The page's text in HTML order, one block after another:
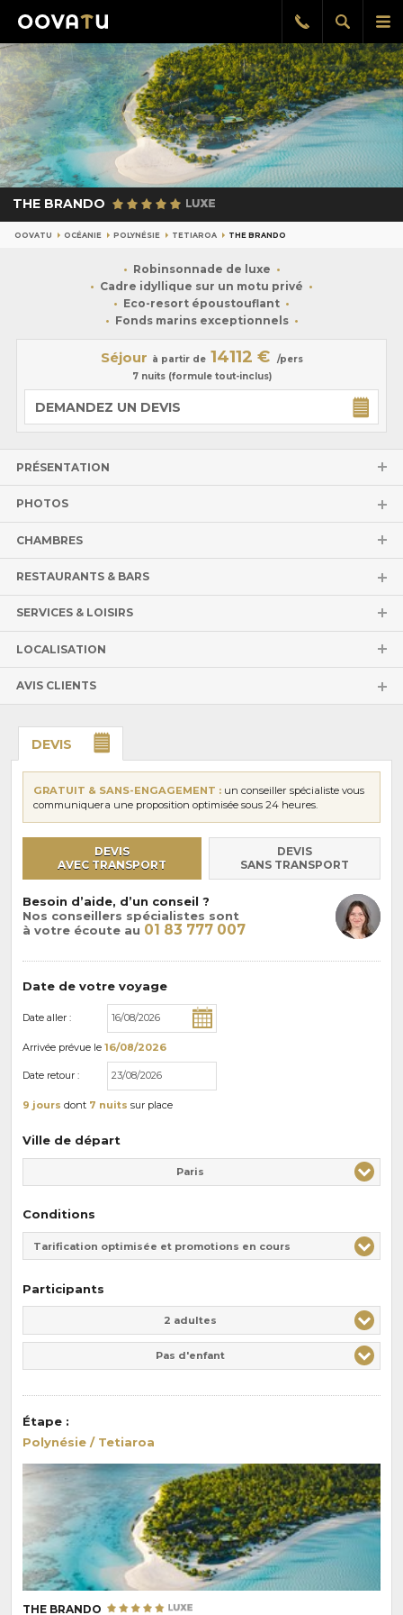
le
Afficher
la
Rappel
gratuit
THE BRANDO
OOVATU OCÉANIE POLYNÉSIE TETIAROA THE BRANDO
Robinsonnade de luxe
Cadre idyllique sur un motu privé
Eco-resort époustouflant
Fonds marins exceptionnels
Séjour à partir de 14112 €
/pers
7 nuits (formule tout-inclus)
DEMANDEZ UN DEVIS
PRÉSENTATION
PHOTOS
CHAMBRES
RESTAURANTS & BARS
SERVICES & LOISIRS
LOCALISATION
AVIS CLIENTS
DEVIS
GRATUIT & SANS-ENGAGEMENT : un conseiller spécialiste vous
communiquera une proposition optimisée sous 24 heures.
DEVIS
AVEC TRANSPORT
DEVIS
SANS TRANSPORT
Besoin d’aide, d’un conseil ?
Nos conseillers spécialistes sont
à votre écoute au 01 83 777 007
Date de votre voyage
Date aller :
Arrivée prévue le 16/08/2026
Date retour :
9 jours dont 7 nuits sur place
Ville de départ
Paris
Conditions
Tarification optimisée et promotions en cours
Participants
2 adultes
Pas d'enfant
Étape :
Polynésie / Tetiaroa
THE BRANDO